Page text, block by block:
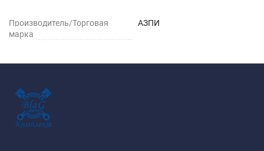
Производитель/Торговая
марка
АЗПИ